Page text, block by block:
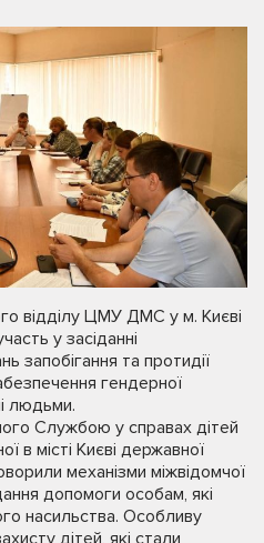
відділу ЦМУ ДМС у м. Києві
у засіданні
запобігання та протидії
гендерної
людьми.
Службою у справах дітей
в місті Києві державної
механізми міжвідомчої
допомоги особам, які
насильства. Особливу
дітей, які стали